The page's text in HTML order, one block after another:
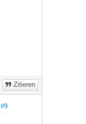
Zitieren
#9